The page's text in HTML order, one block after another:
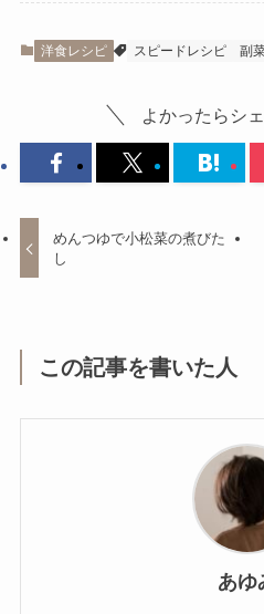
洋食レシピ スピードレシピ 副
よかったらシ
めんつゆで小松菜の煮びた
し
この記事を書いた人
あゆ